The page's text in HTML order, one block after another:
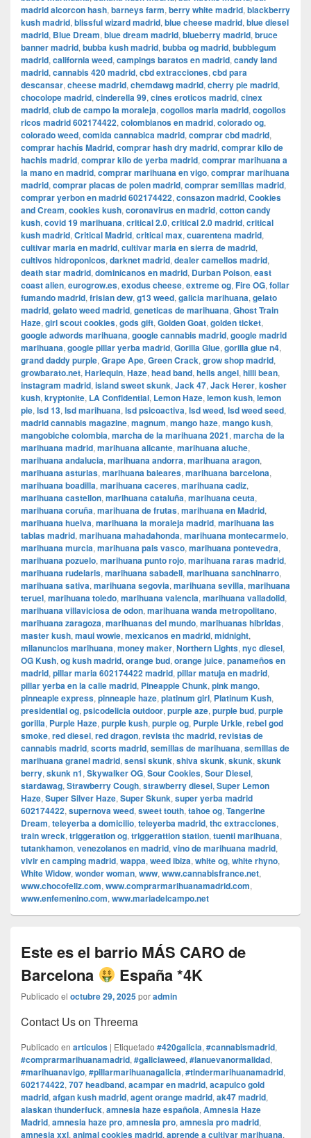
madrid alcorcon hash, barneys farm, berry white madrid, blackberry
kush madrid, blissful wizard madrid, blue cheese madrid, blue diesel
madrid, Blue Dream, blue dream madrid, blueberry madrid, bruce
banner madrid, bubba kush madrid, bubba og madrid, bubblegum
madrid, california weed, campings baratos en madrid, candy land
madrid, cannabis 420 madrid, cbd extracciones, cbd para
descansar, cheese madrid, chemdawg madrid, cherry pie madrid,
chocolope madrid, cinderella 99, cines eroticos madrid, cinex
madrid, club de campo la moraleja, cogollos maria madrid, cogollos
ricos madrid 602174422, colombianos en madrid, colorado og,
colorado weed, comida cannabica madrid, comprar cbd madrid,
comprar hachís Madrid, comprar hash dry madrid, comprar kilo de
hachis madrid, comprar kilo de yerba madrid, comprar marihuana a
la mano en madrid, comprar marihuana en vigo, comprar marihuana
madrid, comprar placas de polen madrid, comprar semillas madrid,
comprar yerbon en madrid 602174422, consazon madrid, Cookies
and Cream, cookies kush, coronavirus en madrid, cotton candy
kush, covid 19 marihuana, critical 2.0, critical 2.0 madrid, critical
kush madrid, Critical Madrid, critical max, cuarentena madrid,
cultivar maria en madrid, cultivar maria en sierra de madrid,
cultivos hidroponicos, darknet madrid, dealer camellos madrid,
death star madrid, dominicanos en madrid, Durban Poison, east
coast alien, eurogrow.es, exodus cheese, extreme og, Fire OG, follar
fumando madrid, frisian dew, g13 weed, galicia marihuana, gelato
madrid, gelato weed madrid, geneticas de marihuana, Ghost Train
Haze, girl scout cookies, gods gift, Golden Goat, golden ticket,
google adwords marihuana, google cannabis madrid, google madrid
marihuana, google pillar yerba madrid, Gorilla Glue, gorilla glue n4,
grand daddy purple, Grape Ape, Green Crack, grow shop madrid,
growbarato.net, Harlequin, Haze, head band, hells angel, hilli bean,
instagram madrid, island sweet skunk, Jack 47, Jack Herer, kosher
kush, kryptonite, LA Confidential, Lemon Haze, lemon kush, lemon
pie, lsd 13, lsd marihuana, lsd psicoactiva, lsd weed, lsd weed seed,
madrid cannabis magazine, magnum, mango haze, mango kush,
mangobiche colombia, marcha de la marihuana 2021, marcha de la
marihuana madrid, marihuana alicante, marihuana aluche,
marihuana andalucia, marihuana andorra, marihuana aragon,
marihuana asturias, marihuana baleares, marihuana barcelona,
marihuana boadilla, marihuana caceres, marihuana cadiz,
marihuana castellon, marihuana cataluña, marihuana ceuta,
marihuana coruña, marihuana de frutas, marihuana en Madrid,
marihuana huelva, marihuana la moraleja madrid, marihuana las
tablas madrid, marihuana mahadahonda, marihuana montecarmelo,
marihuana murcia, marihuana pais vasco, marihuana pontevedra,
marihuana pozuelo, marihuana punto rojo, marihuana raras madrid,
marihuana rudelaris, marihuana sabadell, marihuana sanchinarro,
marihuana sativa, marihuana segovia, marihuana sevilla, marihuana
teruel, marihuana toledo, marihuana valencia, marihuana valladolid,
marihuana villaviciosa de odon, marihuana wanda metropolitano,
marihuana zaragoza, marihuanas del mundo, marihuanas hibridas,
master kush, maui wowie, mexicanos en madrid, midnight,
milanuncios marihuana, money maker, Northern Lights, nyc diesel,
OG Kush, og kush madrid, orange bud, orange juice, panameños en
madrid, pillar maria 602174422 madrid, pillar matuja en madrid,
pillar yerba en la calle madrid, Pineapple Chunk, pink mango,
pinneaple express, pinneaple haze, platinum girl, Platinum Kush,
presidential og, psicodelicia outdoor, purple aze, purple bud, purple
gorilla, Purple Haze, purple kush, purple og, Purple Urkle, rebel god
smoke, red diesel, red dragon, revista thc madrid, revistas de
cannabis madrid, scorts madrid, semillas de marihuana, semillas de
marihuana granel madrid, sensi skunk, shiva skunk, skunk, skunk
berry, skunk n1, Skywalker OG, Sour Cookies, Sour Diesel,
stardawag, Strawberry Cough, strawberry diesel, Super Lemon
Haze, Super Silver Haze, Super Skunk, super yerba madrid
602174422, supernova weed, sweet touth, tahoe og, Tangerine
Dream, teleyerba a domicilio, teleyerba madrid, thc extracciones,
train wreck, triggeration og, triggerattion station, tuenti marihuana,
tutankhamon, venezolanos en madrid, vino de marihuana madrid,
vivir en camping madrid, wappa, weed ibiza, white og, white rhyno,
White Widow, wonder woman, www, www.cannabisfrance.net,
www.chocofeliz.com, www.comprarmarihuanamadrid.com,
www.enfemenino.com, www.mariadelcampo.net
Este es el barrio MÁS CARO de
Barcelona
España *4K
Publicado el octubre 29, 2025poradmin
Contact Us on Threema
Publicado en articulos | Etiquetado #420galicia, #cannabismadrid,
#comprarmarihuanamadrid, #galiciaweed, #lanuevanormalidad,
#marihuanavigo, #pillarmarihuanagalicia, #tindermarihuanamadrid,
602174422, 707 headband, acampar en madrid, acapulco gold
madrid, afgan kush madrid, agent orange madrid, ak47 madrid,
alaskan thunderfuck, amnesia haze española, Amnesia Haze
Madrid, amnesia haze pro, amnesia pro, amnesia pro madrid,
amnesia xxl, animal cookies madrid, aprende a cultivar marihuana,